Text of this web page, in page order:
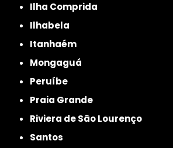
Ilha Comprida
Ilhabela
Itanhaém
Mongaguá
Peruíbe
Praia Grande
Riviera de São Lourenço
Santos